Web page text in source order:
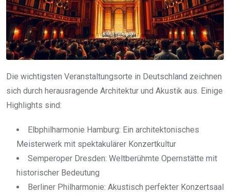
Die wichtigsten Veranstaltungsorte in Deutschland zeichnen
sich durch herausragende Architektur und Akustik aus. Einige
Highlights sind:
Elbphilharmonie Hamburg: Ein architektonisches
Meisterwerk mit spektakulärer Konzertkultur
Semperoper Dresden: Weltberühmte Opernstätte mit
historischer Bedeutung
Berliner Philharmonie: Akustisch perfekter Konzertsaal